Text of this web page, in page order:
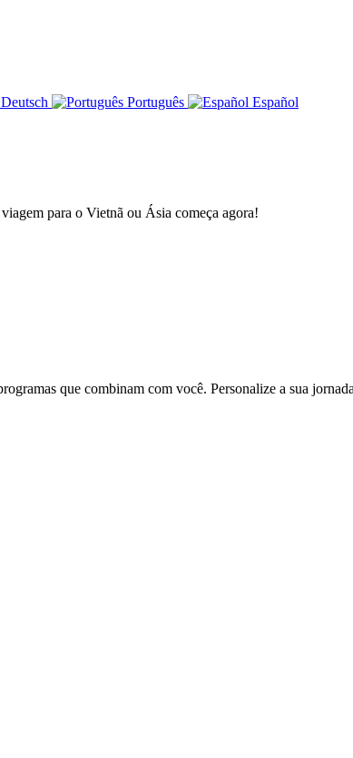
Deutsch Português Español
para o Vietnã ou Ásia começa agora!
que combinam com você. Personalize a sua